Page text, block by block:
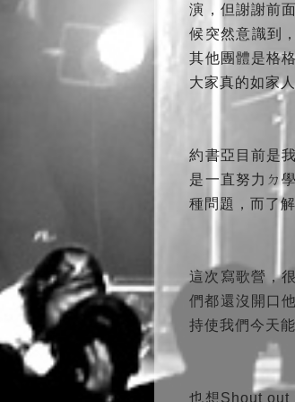
演，但謝謝前
候突然意識到
其他團體是格
大家真的如家
約書亞目前是
是一直努力ㄉ
種問題，而了
這次寫歌營，
們都還沒開口
持使我們今天
也想Shout out